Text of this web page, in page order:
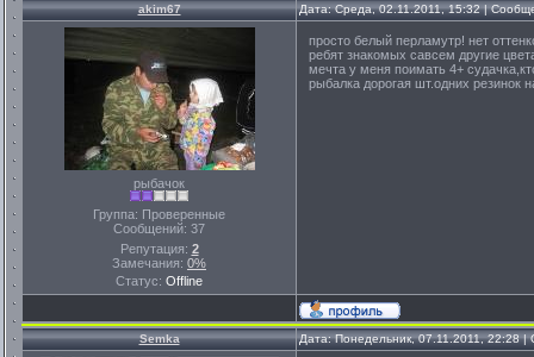
akim67 Дата: Среда, 02.11.2011, 15:32 |
рыбачок
Группа: Проверенные
Сообщений: 37
Репутация: 2
Замечания: 0%
Статус: Offline
просто белый перламутр! нет
ребят знакомых савсем другие
мечта у меня поимать 4+
рыбалка дорогая шт.одних резинок
Semka Дата: Понедельник, 07.11.2011, 22:28